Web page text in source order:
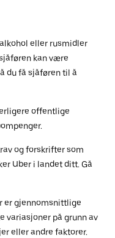
eller rusmidler
kan være
du få sjåføren til å
offentlige
og forskrifter som
Uber i landet ditt. Gå
er gjennomsnittlige
variasjoner på grunn av
eller andre faktorer.